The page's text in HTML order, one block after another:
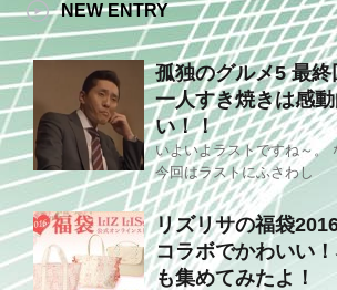
NEW ENTRY
孤独のグルメ5 最
一人すき焼きは感
い！！
いよいよラストですね～。
今回はラストにふさわし
リズリサの福袋
コラボでかわいい
も集めてみたよ！